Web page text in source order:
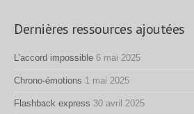
Dernières ressources ajoutées
L’accord impossible 6 mai 2025
Chrono-émotions 1 mai 2025
Flashback express 30 avril 2025